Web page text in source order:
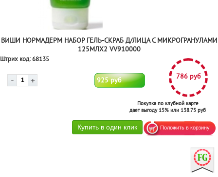
ВИШИ НОРМАДЕРМ НАБОР ГЕЛЬ-СКРАБ Д/ЛИЦА С МИКРОГРАНУЛАМИ
125МЛХ2 VV910000
Штрих код:68135
925 руб 786 руб
Покупка по клубной карте
дает выгоду 15% или 138.75 руб